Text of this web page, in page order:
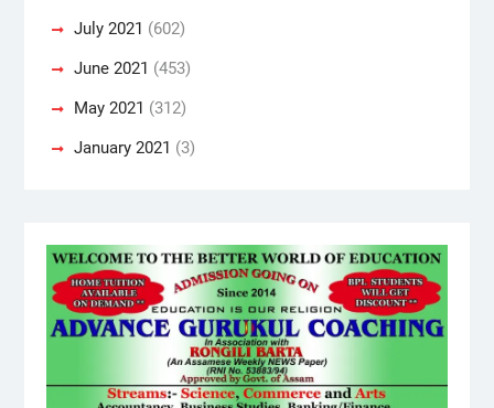
July 2021 (602)
June 2021 (453)
May 2021 (312)
January 2021 (3)